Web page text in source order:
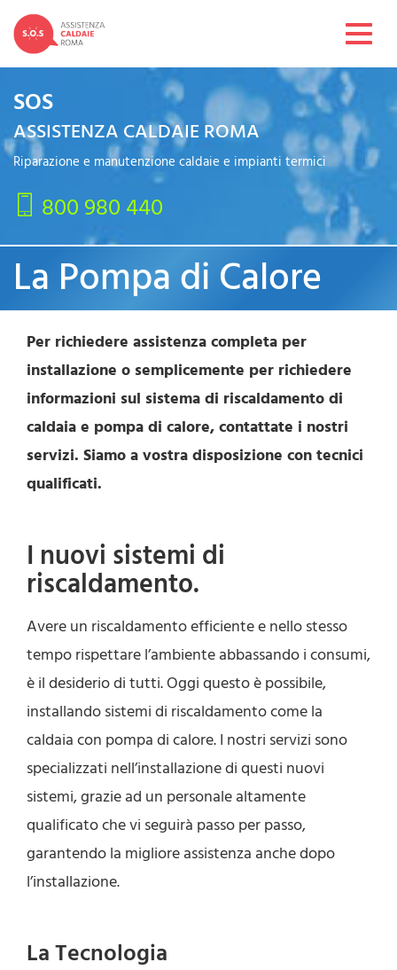
SOS
ASSISTENZA CALDAIE ROMA
Riparazione e manutenzione caldaie e impianti termici
800 980 440
La Pompa di Calore
Per richiedere assistenza completa per
installazione o semplicemente per richiedere
informazioni sul sistema di riscaldamento di
caldaia e pompa di calore, contattate i nostri
servizi. Siamo a vostra disposizione con tecnici
qualificati.
I nuovi sistemi di
riscaldamento.
Avere un riscaldamento efficiente e nello stesso
tempo rispettare l’ambiente abbassando i consumi,
è il desiderio di tutti. Oggi questo è possibile,
installando sistemi di riscaldamento come la
caldaia con pompa di calore. I nostri servizi sono
specializzati nell’installazione di questi nuovi
sistemi, grazie ad un personale altamente
qualificato che vi seguirà passo per passo,
garantendo la migliore assistenza anche dopo
l’installazione.
La Tecnologia